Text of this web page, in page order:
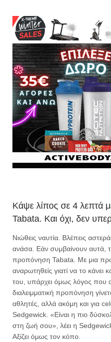
Κάψε λίπος σε 4 λεπτά
Tabata. Και όχι, δεν
Νιώθεις ναυτία. Βλέπεις
ανάσα. Εάν συμβαίνουν αυτά,
προπόνηση Tabata. Με μια
αναρωτηθείς γιατί να το κάνει
του, υπάρχει όμως λόγος που
διαλειμματική προπόνηση
αθλητές, αλλά ακόμη και για
Sedgewick. «Είναι η πιο
στη ζωή σου», λέει η
Αξίζει όμως τον κόπο.